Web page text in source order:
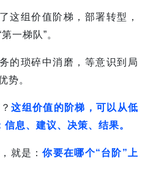
这组价值阶梯，部署转型，
一梯队”。
的琐碎中消磨，等意识到局
势。
这组价值的阶梯，可以从低
信息、建议、决策、结果。
就是：你要在哪个“台阶”上